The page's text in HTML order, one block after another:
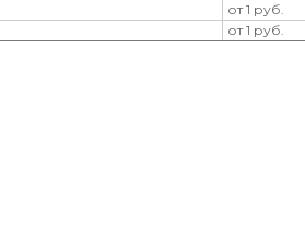
от 1 руб.
от 1 руб.